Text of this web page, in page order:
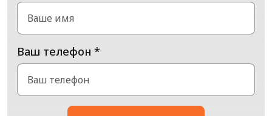
Ваш телефон *